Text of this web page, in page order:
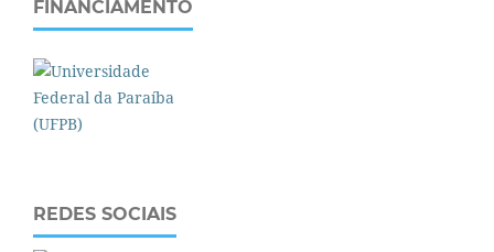
FINANCIAMENTO
REDES SOCIAIS